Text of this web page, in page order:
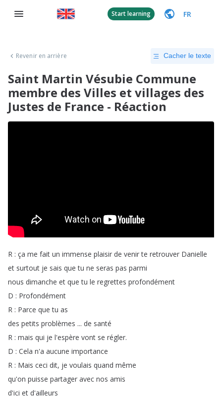
Start learning FR
Revenir en arrière Cacher le texte
Saint Martin Vésubie Commune
membre des Villes et villages des
Justes de France - Réaction
R : ça me fait un immense plaisir de venir te retrouver Danielle
et surtout je sais que tu ne seras pas parmi
nous dimanche et que tu le regrettes profondément
D : Profondément
R : Parce que tu as
des petits problèmes ... de santé
R : mais qui je l'espère vont se régler.
D : Cela n'a aucune importance
R : Mais ceci dit, je voulais quand même
qu'on puisse partager avec nos amis
d'ici et d'ailleurs